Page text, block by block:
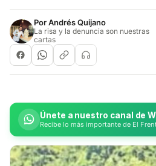
PorAndrés Quijano
La risa y la denuncia son nuestras
cartas
Únete a nuestro canal de
Recibe lo más importante de El